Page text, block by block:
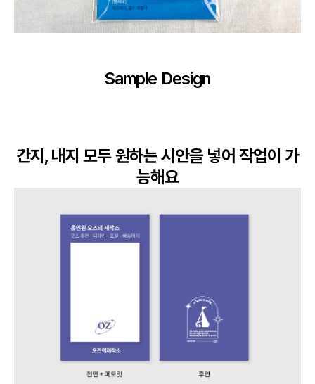
Sample Design
간지, 내지 모두 원하는 시안을 넣어 작업이 가
능해요